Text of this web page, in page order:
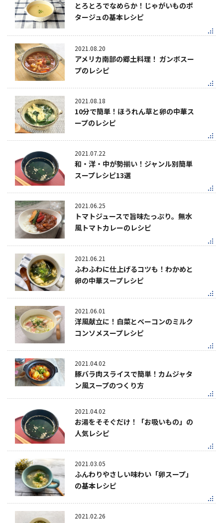
とろとろでなめらか！じゃがいものポ
タージュの基本レシピ
2021.08.20
アメリカ南部の郷土料理！ ガンボスー
プのレシピ
2021.08.18
10分で簡単！ほうれん草と卵の中華ス
ープのレシピ
2021.07.22
和・洋・中が勢揃い！ジャンル別簡単
スープレシピ13選
2021.06.25
トマトジュースで旨味たっぷり。無水
風トマトカレーのレシピ
2021.06.21
ふわふわに仕上げるコツも！わかめと
卵の中華スープレシピ
2021.06.01
洋風献立に！白菜とベーコンのミルク
コンソメスープレシピ
2021.04.02
豚バラ肉スライスで簡単！カムジャタ
ン風スープのつくり方
2021.04.02
お湯をそそぐだけ！「お吸いもの」の
人気レシピ
2021.03.05
ふんわりやさしい味わい「卵スープ」
の基本レシピ
2021.02.26